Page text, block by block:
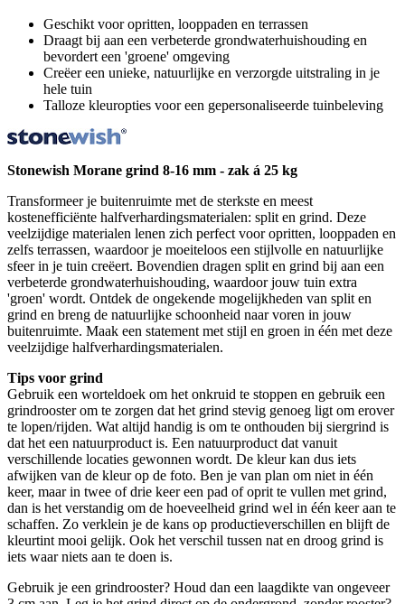
Geschikt voor opritten, looppaden en terrassen
Draagt bij aan een verbeterde grondwaterhuishouding en
bevordert een 'groene' omgeving
Creëer een unieke, natuurlijke en verzorgde uitstraling in je
hele tuin
Talloze kleuropties voor een gepersonaliseerde tuinbeleving
Stonewish Morane grind 8-16 mm - zak á 25 kg
Transformeer je buitenruimte met de sterkste en meest
kostenefficiënte halfverhardingsmaterialen: split en grind. Deze
veelzijdige materialen lenen zich perfect voor opritten, looppaden en
zelfs terrassen, waardoor je moeiteloos een stijlvolle en natuurlijke
sfeer in je tuin creëert. Bovendien dragen split en grind bij aan een
verbeterde grondwaterhuishouding, waardoor jouw tuin extra
'groen' wordt. Ontdek de ongekende mogelijkheden van split en
grind en breng de natuurlijke schoonheid naar voren in jouw
buitenruimte. Maak een statement met stijl en groen in één met deze
veelzijdige halfverhardingsmaterialen.
Tips voor grind
Gebruik een worteldoek om het onkruid te stoppen en gebruik een
grindrooster om te zorgen dat het grind stevig genoeg ligt om erover
te lopen/rijden. Wat altijd handig is om te onthouden bij siergrind is
dat het een natuurproduct is. Een natuurproduct dat vanuit
verschillende locaties gewonnen wordt. De kleur kan dus iets
afwijken van de kleur op de foto. Ben je van plan om niet in één
keer, maar in twee of drie keer een pad of oprit te vullen met grind,
dan is het verstandig om de hoeveelheid grind wel in één keer aan te
schaffen. Zo verklein je de kans op productieverschillen en blijft de
kleurtint mooi gelijk. Ook het verschil tussen nat en droog grind is
iets waar niets aan te doen is.
Gebruik je een grindrooster? Houd dan een laagdikte van ongeveer